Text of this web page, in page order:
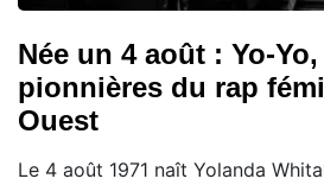
Née un 4 août : Yo-
pionnières du rap
Ouest
Le 4 août 1971 naît Yolanda